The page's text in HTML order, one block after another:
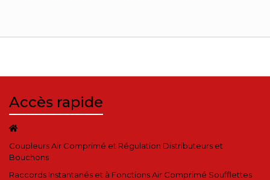
Accès rapide
Coupleurs Air Comprimé et Régulation Distributeurs et
Bouchons
Raccords Instantanés et à Fonctions Air Comprimé Soufflettes